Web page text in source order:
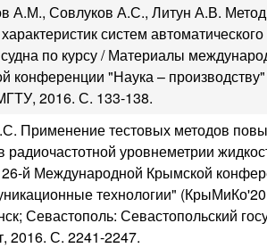
А.М., Совлуков А.С., Литун А.В.
систем
по курсу / Материалы
конференции "Наука –
2016. С. 133-138.
Применение тестовых методов
радиочастотной уровнеметрии
й Международной Крымской
технологии"
Севастополь: Севастопольский
2016. С. 2241-2247.